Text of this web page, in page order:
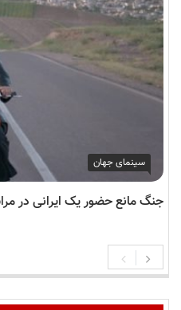
سینمای جهان
جنگ مانع حضور یک ایرانی در